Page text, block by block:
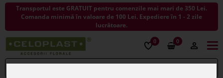
Transportul este GRATUIT pentru comenzile mai mari de 350 Lei.
Comanda minimă în valoare de 100 Lei. Expediere în 1 - 2 zile
lucrătoare.
0 0